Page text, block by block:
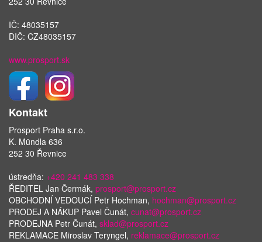
IČ: 48035157
DIČ: CZ48035157
www.prosport.sk
Kontakt
Prosport Praha s.r.o.
K. Mündla 636
252 30 Řevnice
ústredňa: +420 241 483 338
ŘEDITEL Jan Čermák, prosport@prosport.cz
OBCHODNÍ VEDOUCÍ Petr Hochman, hochman@prosport.cz
PRODEJ A NÁKUP Pavel Čunát, cunat@prosport.cz
PRODEJNA Petr Čunát, sklad@prosport.cz
REKLAMACE Miroslav Teryngel, reklamace@prosport.cz